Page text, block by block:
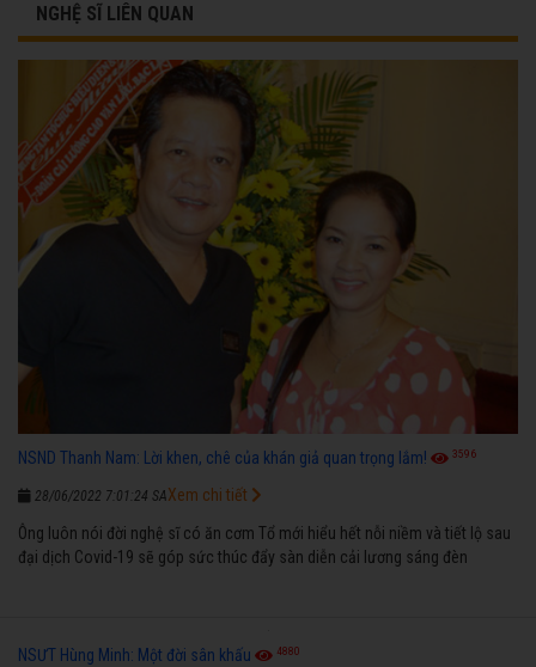
NGHỆ SĨ LIÊN QUAN
NSND Thanh Nam: Lời khen, chê của khán giả quan trọng lắm! 3596
28/06/2022 7:01:24 SA
Ông luôn nói đời nghệ sĩ có ăn cơm Tổ mới hiểu hết nỗi niềm và tiết lộ sau
đại dịch Covid-19 sẽ góp sức thúc đẩy sàn diễn cải lương sáng đèn
Xem chi tiết
NSƯT Hùng Minh: Một đời sân khấu 4880